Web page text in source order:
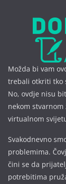
Možda bi vam
trebali otkriti tko
No, ovdje nisu
nekom
virtualnom
Svakodnevno
problemima.
čini se da
potrebitima